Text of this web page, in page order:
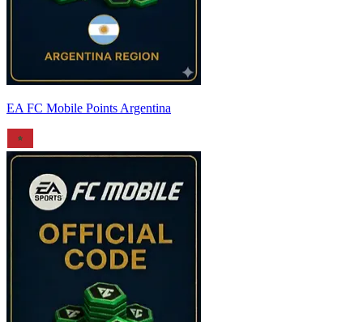
EA FC Mobile Points Argentina